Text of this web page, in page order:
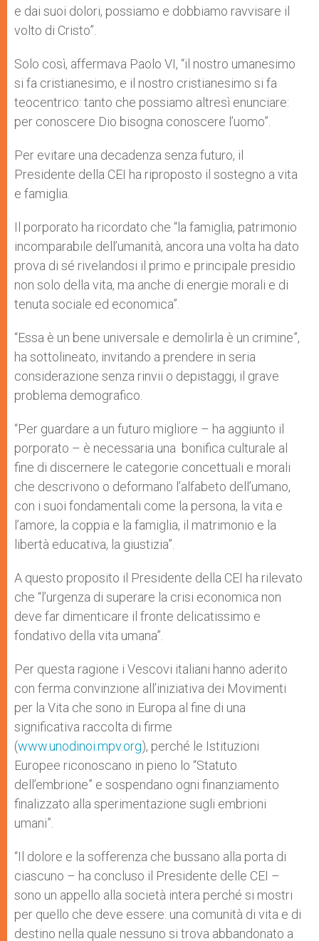
e dai suoi dolori, possiamo e dobbiamo ravvisare il
volto di Cristo”.
Solo così, affermava Paolo VI, “il nostro umanesimo
si fa cristianesimo, e il nostro cristianesimo si fa
teocentrico: tanto che possiamo altresì enunciare:
per conoscere Dio bisogna conoscere l’uomo”.
Per evitare una decadenza senza futuro, il
Presidente della CEI ha riproposto il sostegno a vita
e famiglia.
Il porporato ha ricordato che “la famiglia, patrimonio
incomparabile dell’umanità, ancora una volta ha dato
prova di sé rivelandosi il primo e principale presidio
non solo della vita, ma anche di energie morali e di
tenuta sociale ed economica”.
“Essa è un bene universale e demolirla è un crimine”,
ha sottolineato, invitando a prendere in seria
considerazione senza rinvii o depistaggi, il grave
problema demografico.
“Per guardare a un futuro migliore – ha aggiunto il
porporato – è necessaria una bonifica culturale al
fine di discernere le categorie concettuali e morali
che descrivono o deformano l’alfabeto dell’umano,
con i suoi fondamentali come la persona, la vita e
l’amore, la coppia e la famiglia, il matrimonio e la
libertà educativa, la giustizia”.
A questo proposito il Presidente della CEI ha rilevato
che “l’urgenza di superare la crisi economica non
deve far dimenticare il fronte delicatissimo e
fondativo della vita umana”.
Per questa ragione i Vescovi italiani hanno aderito
con ferma convinzione all’iniziativa dei Movimenti
per la Vita che sono in Europa al fine di una
significativa raccolta di firme
(www.unodinoi.mpv.org), perché le Istituzioni
Europee riconoscano in pieno lo “Statuto
dell’embrione” e sospendano ogni finanziamento
finalizzato alla sperimentazione sugli embrioni
umani”.
“Il dolore e la sofferenza che bussano alla porta di
ciascuno – ha concluso il Presidente delle CEI –
sono un appello alla società intera perché si mostri
per quello che deve essere: una comunità di vita e di
destino nella quale nessuno si trova abbandonato a